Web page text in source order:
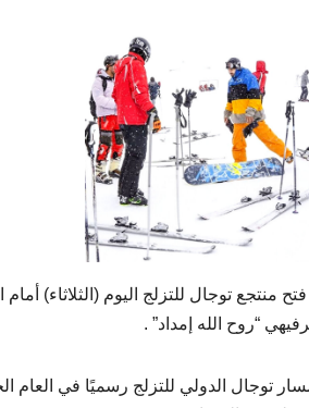
منتجع توجال للتزلج اليوم (الثلاثاء)
“روح الله إمداد” .